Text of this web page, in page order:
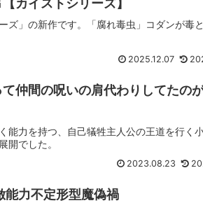
カイストシリーズ】
ズ」の新作です。「腐れ毒虫」コダンが毒
2025.12.07
て仲間の呪いの肩代わりしてたの
能力を持つ、自己犠牲主人公の王道を行く
開でした。
2023.08.23
能力不定形型魔偽禍